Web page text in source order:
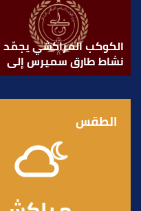
الكوكب المراكشي يجمّد
نشاط طارق سميرس إلى
حين انعقاد الجمع العام
الطقس